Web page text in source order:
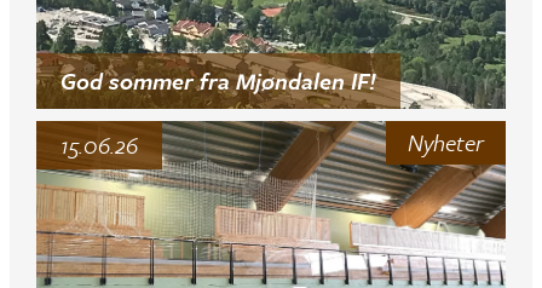
God sommer fra Mjøndalen IF!
Nyheter
15.06.26